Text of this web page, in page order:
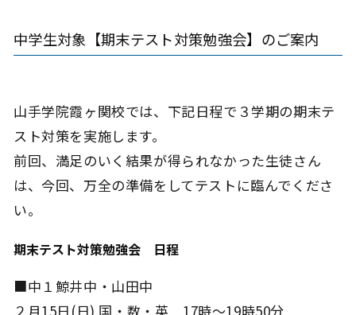
中学生対象【期末テスト対策勉強会】のご案内
山手学院霞ヶ関校では、下記日程で３学期の期末テ
スト対策を実施します。
前回、満足のいく結果が得られなかった生徒さん
は、今回、万全の準備をしてテストに臨んでくださ
い。
期末テスト対策勉強会 日程
■中１鯨井中・山田中
２月15日(日) 国・数・英 17時～19時50分